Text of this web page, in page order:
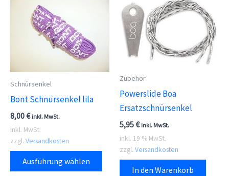
Schnürsenkel
Bont Schnürsenkel lila
8,00€ inkl. MwSt.
inkl. MwSt.
zzgl. Versandkosten
Ausführung wählen
Dieses
Produkt
Zubehör
Powerslide Boa
Ersatzschnürsenkel
5,95€ inkl. MwSt.
inkl. 19 % MwSt.
zzgl. Versandkosten
In den Warenkorb